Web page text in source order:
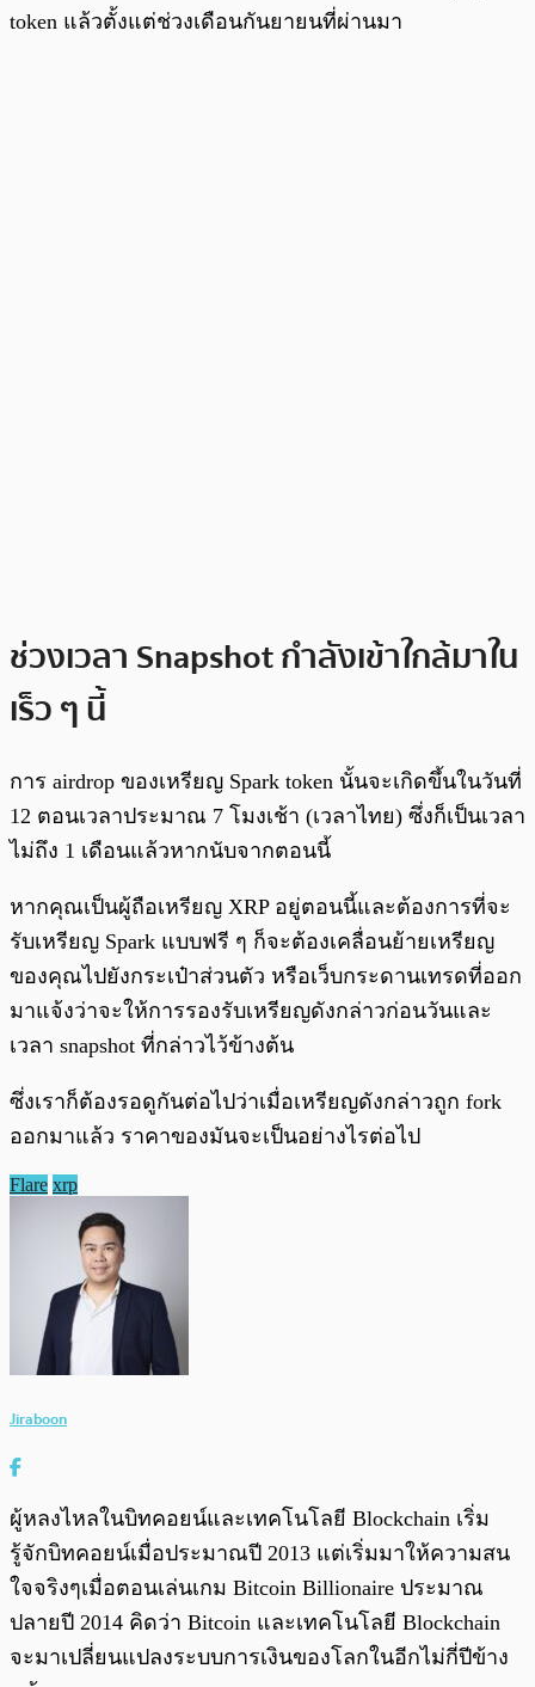
token แล้วตั้งแต่ช่วงเดือนกันยายนที่ผ่านมา
ช่วงเวลา Snapshot กำลังเข้าใกล้มาใน
เร็ว ๆ นี้
การ airdrop ของเหรียญ Spark token นั้นจะเกิดขึ้นในวันที่
12 ตอนเวลาประมาณ 7 โมงเช้า (เวลาไทย) ซึ่งก็เป็นเวลา
ไม่ถึง 1 เดือนแล้วหากนับจากตอนนี้
หากคุณเป็นผู้ถือเหรียญ XRP อยู่ตอนนี้และต้องการที่จะ
รับเหรียญ Spark แบบฟรี ๆ ก็จะต้องเคลื่อนย้ายเหรียญ
ของคุณไปยังกระเป๋าส่วนตัว หรือเว็บกระดานเทรดที่ออก
มาแจ้งว่าจะให้การรองรับเหรียญดังกล่าวก่อนวันและ
เวลา snapshot ที่กล่าวไว้ข้างต้น
ซึ่งเราก็ต้องรอดูกันต่อไปว่าเมื่อเหรียญดังกล่าวถูก fork
ออกมาแล้ว ราคาของมันจะเป็นอย่างไรต่อไป
Flare xrp
Jiraboon
ผู้หลงไหลในบิทคอยน์และเทคโนโลยี Blockchain เริ่ม
รู้จักบิทคอยน์เมื่อประมาณปี 2013 แต่เริ่มมาให้ความสน
ใจจริงๆเมื่อตอนเล่นเกม Bitcoin Billionaire ประมาณ
ปลายปี 2014 คิดว่า Bitcoin และเทคโนโลยี Blockchain
จะมาเปลี่ยนแปลงระบบการเงินของโลกในอีกไม่กี่ปีข้าง